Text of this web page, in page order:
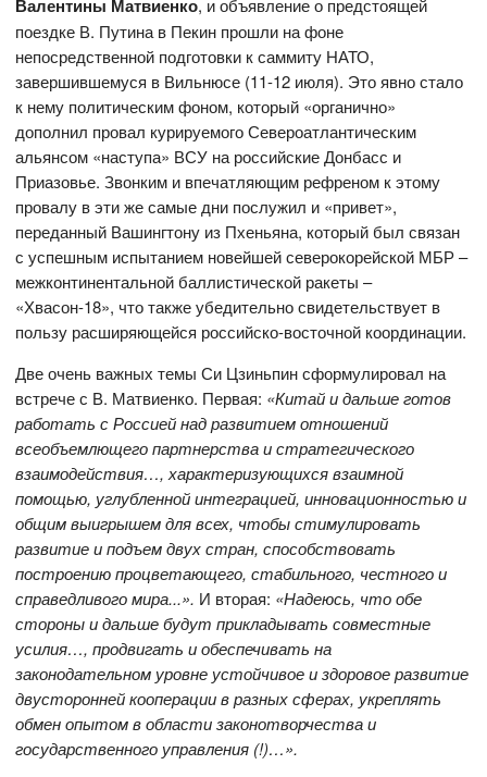
Валентины Матвиенко, и объявление о предстоящей
поездке В. Путина в Пекин прошли на фоне
непосредственной подготовки к саммиту НАТО,
завершившемуся в Вильнюсе (11-12 июля). Это явно стало
к нему политическим фоном, который «органично»
дополнил провал курируемого Североатлантическим
альянсом «наступа» ВСУ на российские Донбасс и
Приазовье. Звонким и впечатляющим рефреном к этому
провалу в эти же самые дни послужил и «привет»,
переданный Вашингтону из Пхеньяна, который был связан
с успешным испытанием новейшей северокорейской МБР –
межконтинентальной баллистической ракеты –
«Хвасон-18», что также убедительно свидетельствует в
пользу расширяющейся российско-восточной координации.
Две очень важных темы Си Цзиньпин сформулировал на
встрече с В. Матвиенко. Первая: «Китай и дальше готов
работать с Россией над развитием отношений
всеобъемлющего партнерства и стратегического
взаимодействия…, характеризующихся взаимной
помощью, углубленной интеграцией, инновационностью и
общим выигрышем для всех, чтобы стимулировать
развитие и подъем двух стран, способствовать
построению процветающего, стабильного, честного и
справедливого мира...». И вторая: «Надеюсь, что обе
стороны и дальше будут прикладывать совместные
усилия…, продвигать и обеспечивать на
законодательном уровне устойчивое и здоровое развитие
двусторонней кооперации в разных сферах, укреплять
обмен опытом в области законотворчества и
государственного управления (!)…».